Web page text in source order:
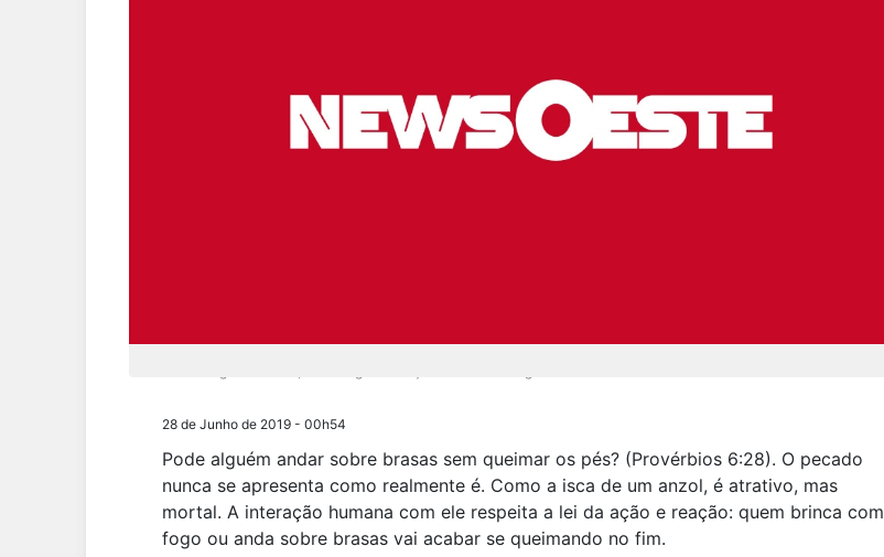
28 de Junho de 2019 - 00h54
Pode alguém andar sobre brasas sem queimar os pés? (Provérbios 6:28). O pecado
nunca se apresenta como realmente é. Como a isca de um anzol, é atrativo, mas
mortal. A interação humana com ele respeita a lei da ação e reação: quem brinca com
fogo ou anda sobre brasas vai acabar se queimando no fim.